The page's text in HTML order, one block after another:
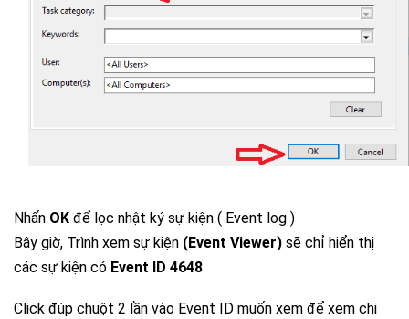
Nhấn OK để lọc nhật ký sự kiện ( Event log )
Bây giờ, Trình xem sự kiện (Event Viewer) sẽ chỉ hiển thị
các sự kiện có Event ID 4648
Click đúp chuột 2 lần vào Event ID muốn xem để xem chi